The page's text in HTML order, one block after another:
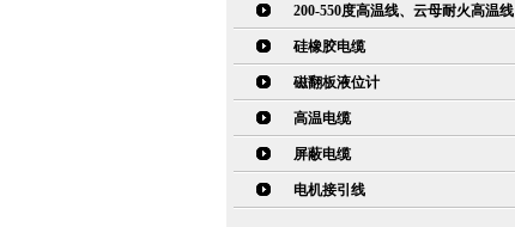
200-550度高温线、云母耐火高温线
硅橡胶电缆
磁翻板液位计
高温电缆
屏蔽电缆
电机接引线